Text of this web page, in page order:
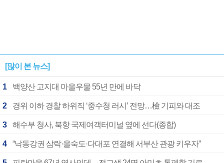
[많이 본 뉴스]
1 백양산 고지대 마을우물 55년 만에 바닥
2 경위 이하 경찰 하위직 ‘중수청 러시’ 전망…檢 기피와 대조
3 해수부 청사, 북항 국제여객터미널 옆에 선다(종합)
4 “낙동강권 삼락·을숙도·다대포 연결해 서부산 관광 키우자”